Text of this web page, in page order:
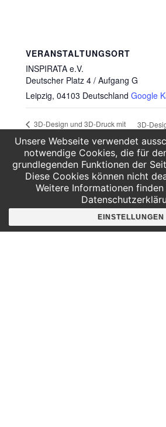
VERANSTALTUNGSORT
INSPIRATA e.V.
Deutscher Platz 4 / Aufgang G
Leipzig, 04103 Deutschland Google
3D-Design und 3D-Druck mit
3D-
Blender
Hier findest du uns
Deutscher Platz 4
Unsere Webseite verwendet
notwendige Cookies, die für
grundlegenden Funktionen der
Diese Cookies können nicht
Weitere Informationen finden
EINSTELLUNGEN